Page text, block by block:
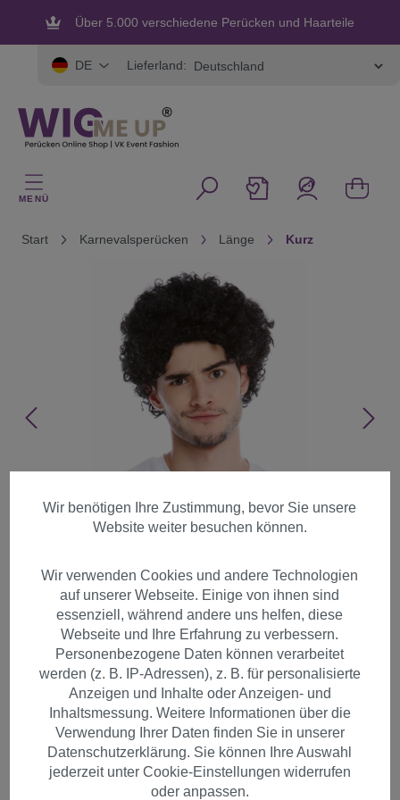
springenÜber 5.000 verschiedene Perücken und Haarteile
Flexible und sichere Zahlung
DE Lieferland:
MENÜ
Start Karnevalsperücken Länge Kurz
Perücke kurz kraus Afro
gelockt schwarz PW0186-P103
Wir benötigen Ihre Zustimmung, bevor Sie unsere
Website weiter besuchen können.
Wir verwenden Cookies und andere Technologien
auf unserer Webseite. Einige von ihnen sind
essenziell, während andere uns helfen, diese
Webseite und Ihre Erfahrung zu verbessern.
Personenbezogene Daten können verarbeitet
werden (z. B. IP-Adressen), z. B. für personalisierte
Anzeigen und Inhalte oder Anzeigen- und
Inhaltsmessung. Weitere Informationen über die
Verwendung Ihrer Daten finden Sie in unserer
Datenschutzerklärung. Sie können Ihre Auswahl
jederzeit unter Cookie-Einstellungen widerrufen
oder anpassen.